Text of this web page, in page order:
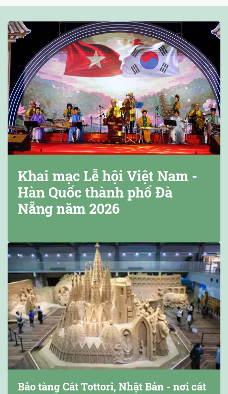
Khai mạc Lễ hội Việt Nam -
Hàn Quốc thành phố Đà
Nẵng năm 2026
Bảo tàng Cát Tottori, Nhật Bản - nơi cát